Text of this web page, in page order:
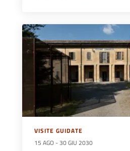
VISITE GUIDATE
15 AGO -30 GIU 2030